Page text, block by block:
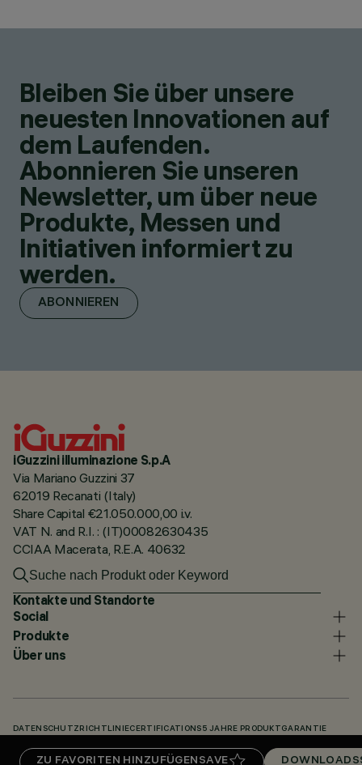
ZU FAVORITEN HINZUFÜGEN SAVE DOWNLOADS
Bleiben Sie über unsere
neuesten Innovationen auf
dem Laufenden.
Abonnieren Sie unseren
Newsletter, um über neue
Produkte, Messen und
Initiativen informiert zu
werden.
ABONNIEREN
iGuzzini illuminazione S.p.A
Via Mariano Guzzini 37
62019 Recanati (Italy)
Share Capital €21.050.000,00 i.v.
VAT N. and R.I. : (IT)00082630435
CCIAA Macerata, R.E.A. 40632
Kontakte und Standorte
Social
Produkte
Über uns
DATENSCHUTZRICHTLINIECERTIFICATIONS 5 JAHRE PRODUKTGARANTIE
UNSERE CODES KNOWLEDGE BASE (LOGIN REQUIRED) DOWNLOADS